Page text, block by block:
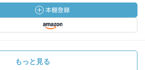
もっと見る